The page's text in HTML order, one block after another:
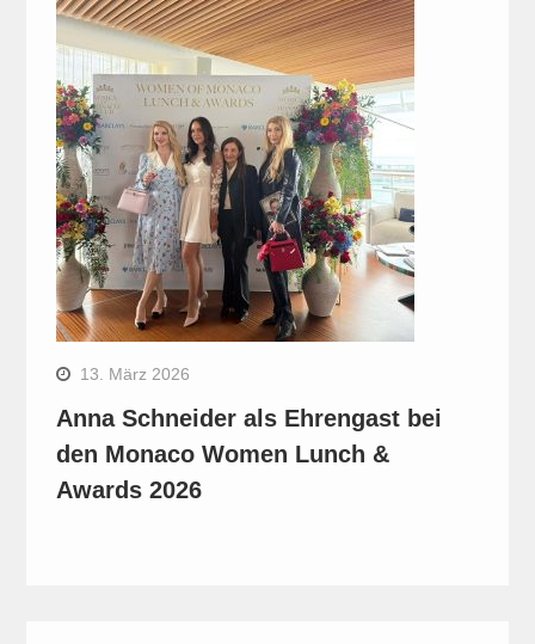
13. März 2026
Anna Schneider als Ehrengast bei
den Monaco Women Lunch &
Awards 2026